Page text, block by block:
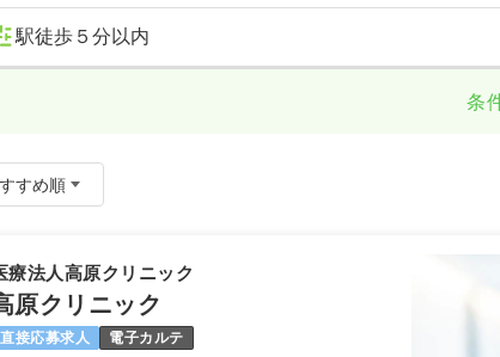
駅徒歩５分以内
条
療法人高原クリニック
原クリニック
直接応募求人 電子カルテ